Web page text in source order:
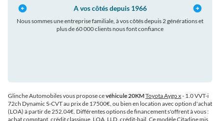
A vos côtés depuis 1966
Nous sommes une entreprise familiale, à vos côtés depuis 2 générations et
plus de 60 000 clients nous font confiance
Glinche Automobiles vous propose cevéhicule 20KMToyota Aygo x- 1.0 VVT-i
72ch Dynamic S-CVT au prix de 17500€, ou bien en location avec option d'achat
(LOA) à partir de 252.04€. Différentes options de financement s'offrent à vous :
achat comptant, crédit classique, LOA, LLD, crédit-bail. Ce modèleCitadinemis